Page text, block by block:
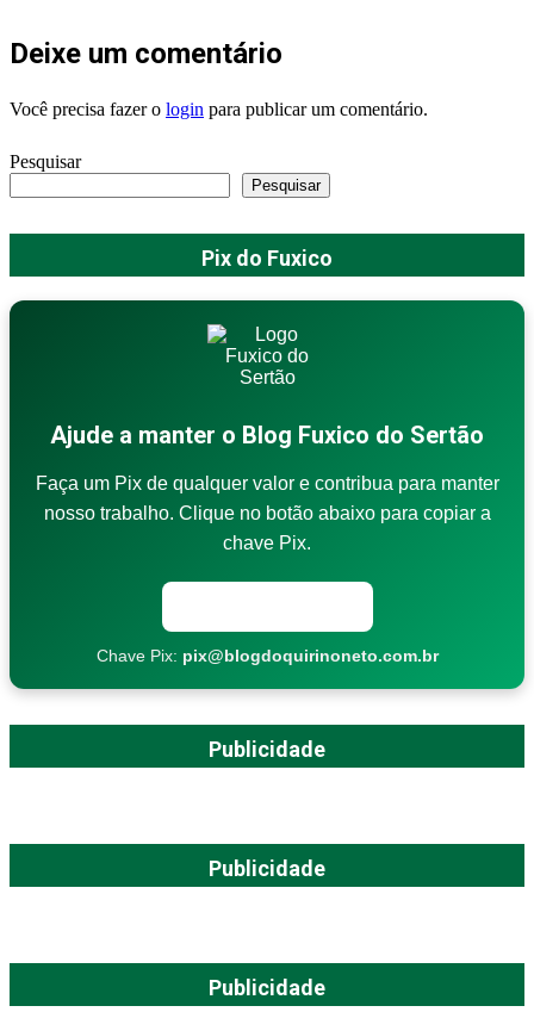
Deixe um comentário
Você precisa fazer o login para publicar um comentário.
Pesquisar
Pesquisar
Pix do Fuxico
Ajude a manter o Blog Fuxico do Sertão
Faça um Pix de qualquer valor e contribua para manter
nosso trabalho. Clique no botão abaixo para copiar a
chave Pix.
Chave Pix: pix@blogdoquirinoneto.com.br
Publicidade
Publicidade
Publicidade